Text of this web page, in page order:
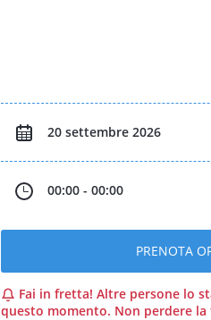
20 settembre 2026
00:00 - 00:00
PRENOTA
Fai in fretta! Altre persone lo
questo momento. Non perdere la